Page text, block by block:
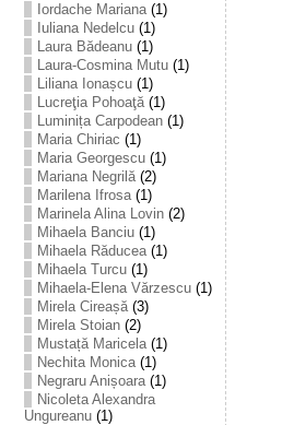
Iordache Mariana(1)
Iuliana Nedelcu(1)
Laura Bădeanu(1)
Laura-Cosmina Mutu(1)
Liliana Ionașcu(1)
Lucreţia Pohoaţă(1)
Luminița Carpodean(1)
Maria Chiriac (1)
Maria Georgescu(1)
Mariana Negrilă(2)
Marilena Ifrosa(1)
Marinela Alina Lovin(2)
Mihaela Banciu(1)
Mihaela Răducea(1)
Mihaela Turcu(1)
Mihaela-Elena Vărzescu(1)
Mirela Cireașă(3)
Mirela Stoian(2)
Mustață Maricela(1)
Nechita Monica(1)
Negraru Anișoara(1)
Nicoleta Alexandra
Ungureanu(1)